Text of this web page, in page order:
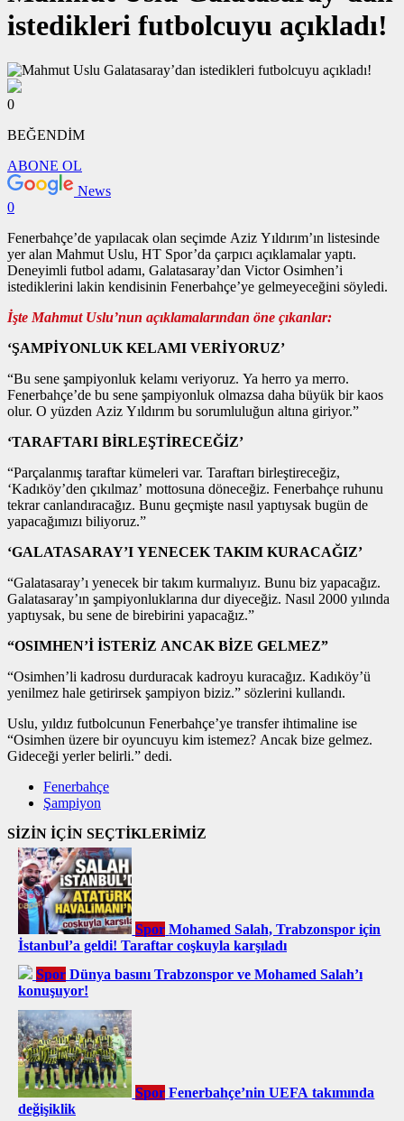
istedikleri futbolcuyu açıkladı!
0
BEĞENDİM
ABONE OL
News
0
Fenerbahçe’de yapılacak olan seçimde Aziz Yıldırım’ın listesinde
yer alan Mahmut Uslu, HT Spor’da çarpıcı açıklamalar yaptı.
Deneyimli futbol adamı, Galatasaray’dan Victor Osimhen’i
istediklerini lakin kendisinin Fenerbahçe’ye gelmeyeceğini söyledi.
İşte Mahmut Uslu’nun açıklamalarından öne çıkanlar:
‘ŞAMPİYONLUK KELAMI VERİYORUZ’
“Bu sene şampiyonluk kelamı veriyoruz. Ya herro ya merro.
Fenerbahçe’de bu sene şampiyonluk olmazsa daha büyük bir kaos
olur. O yüzden Aziz Yıldırım bu sorumluluğun altına giriyor.”
‘TARAFTARI BİRLEŞTİRECEĞİZ’
“Parçalanmış taraftar kümeleri var. Taraftarı birleştireceğiz,
‘Kadıköy’den çıkılmaz’ mottosuna döneceğiz. Fenerbahçe ruhunu
tekrar canlandıracağız. Bunu geçmişte nasıl yaptıysak bugün de
yapacağımızı biliyoruz.”
‘GALATASARAY’I YENECEK TAKIM KURACAĞIZ’
“Galatasaray’ı yenecek bir takım kurmalıyız. Bunu biz yapacağız.
Galatasaray’ın şampiyonluklarına dur diyeceğiz. Nasıl 2000 yılında
yaptıysak, bu sene de birebirini yapacağız.”
“OSIMHEN’İ İSTERİZ ANCAK BİZE GELMEZ”
“Osimhen’li kadrosu durduracak kadroyu kuracağız. Kadıköy’ü
yenilmez hale getirirsek şampiyon biziz.” sözlerini kullandı.
Uslu, yıldız futbolcunun Fenerbahçe’ye transfer ihtimaline ise
“Osimhen üzere bir oyuncuyu kim istemez? Ancak bize gelmez.
Gideceği yerler belirli.” dedi.
Fenerbahçe
Şampiyon
SİZİN İÇİN SEÇTİKLERİMİZ
Spor Mohamed Salah, Trabzonspor için
İstanbul’a geldi! Taraftar coşkuyla karşıladı
Spor Dünya basını Trabzonspor ve Mohamed Salah’ı
konuşuyor!
Spor Fenerbahçe’nin UEFA takımında
değişiklik